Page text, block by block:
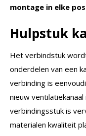
montage in elke
Hulpstuk
Het verbindstuk
onderdelen van een
verbinding is
nieuw
verbindingsstuk is
materialen kwaliteit